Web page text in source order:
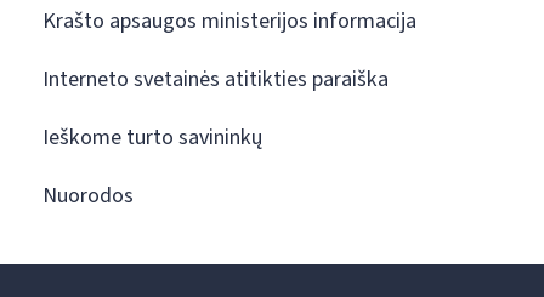
Krašto apsaugos ministerijos informacija
Interneto svetainės atitikties paraiška
Ieškome turto savininkų
Nuorodos